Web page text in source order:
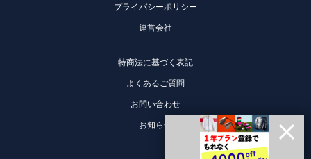
プライバシーポリシー
運営会社
特商法に基づく表記
よくあるご質問
お問い合わせ
お知らせ